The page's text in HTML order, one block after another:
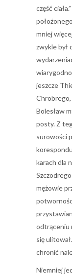
część
mniej
zwykle był
jeszcze
Chrobrego,
Bolesław
posty. Z
surowości
karach dla
mężowie
odtrąceniu
się
chronić
Niemniej